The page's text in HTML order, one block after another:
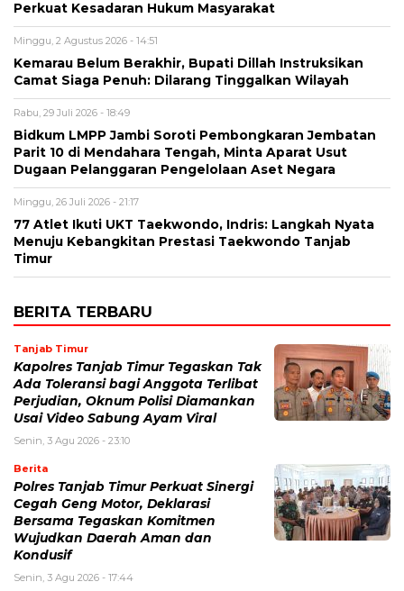
Perkuat Kesadaran Hukum Masyarakat
Minggu, 2 Agustus 2026 - 14:51
Kemarau Belum Berakhir, Bupati Dillah Instruksikan
Camat Siaga Penuh: Dilarang Tinggalkan Wilayah
Rabu, 29 Juli 2026 - 18:49
Bidkum LMPP Jambi Soroti Pembongkaran Jembatan
Parit 10 di Mendahara Tengah, Minta Aparat Usut
Dugaan Pelanggaran Pengelolaan Aset Negara
Minggu, 26 Juli 2026 - 21:17
77 Atlet Ikuti UKT Taekwondo, Indris: Langkah Nyata
Menuju Kebangkitan Prestasi Taekwondo Tanjab
Timur
BERITA TERBARU
Tanjab Timur
Kapolres Tanjab Timur Tegaskan Tak
Ada Toleransi bagi Anggota Terlibat
Perjudian, Oknum Polisi Diamankan
Usai Video Sabung Ayam Viral
Senin, 3 Agu 2026 - 23:10
Berita
Polres Tanjab Timur Perkuat Sinergi
Cegah Geng Motor, Deklarasi
Bersama Tegaskan Komitmen
Wujudkan Daerah Aman dan
Kondusif
Senin, 3 Agu 2026 - 17:44